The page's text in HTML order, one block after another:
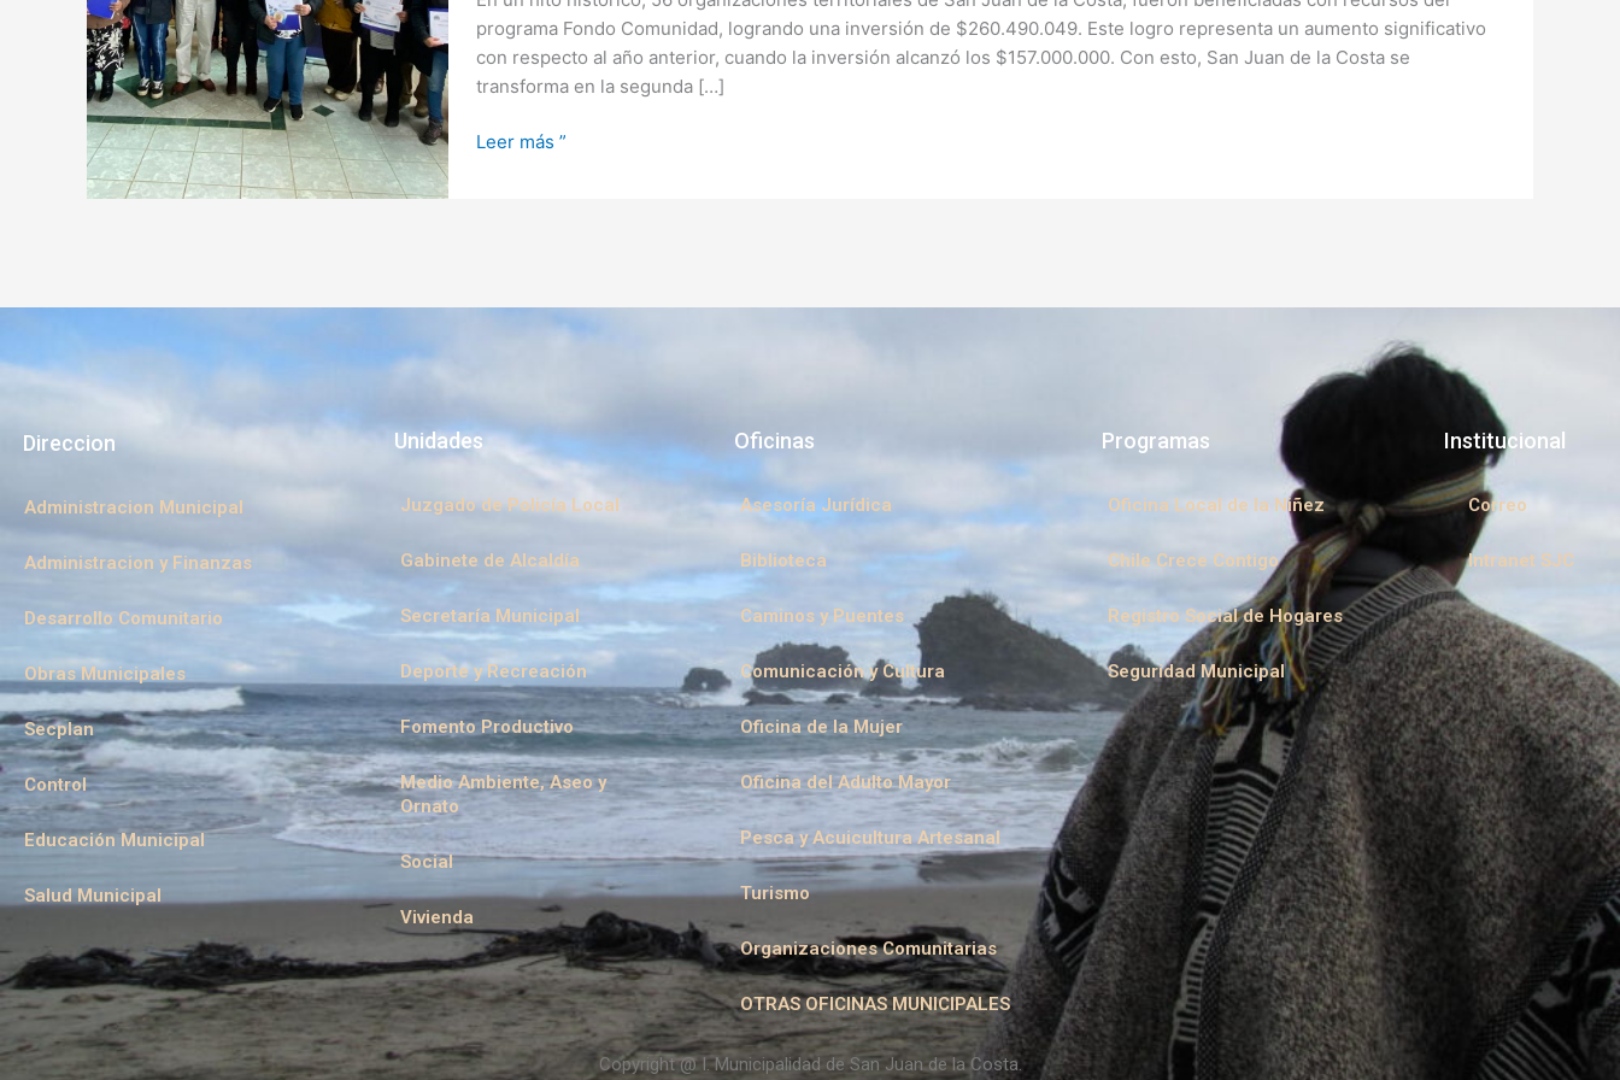
programa Fondo Comunidad, logrando una inversión de $260.490.049. Este logro representa un aumento significativo
con respecto al año anterior, cuando la inversión alcanzó los $157.000.000. Con esto, San Juan de la Costa se
transforma en la segunda […]
SAN
JUAN
DE
LA
Leer más ”
Direccion
Administracion Municipal
Administracion y Finanzas
Desarrollo Comunitario
Obras Municipales
Secplan
Control
Educación Municipal
Salud Municipal
Unidades
Juzgado de Policía Local
Gabinete de Alcaldía
Secretaría Municipal
Deporte y Recreación
Fomento Productivo
Medio Ambiente, Aseo y
Ornato
Social
Vivienda
Oficinas
Asesoría Jurídica
Biblioteca
Caminos y Puentes
Comunicación y Cultura
Oficina de la Mujer
Oficina del Adulto Mayor
Pesca y Acuicultura Artesanal
Turismo
Organizaciones Comunitarias
OTRAS OFICINAS MUNICIPALES
Programas
Oficina Local de la Niñez
Chile Crece Contigo
Registro Social de Hogares
Seguridad Municipal
Institucional
Correo
Intranet SJC
Copyright @ I. Municipalidad de San Juan de la Costa.